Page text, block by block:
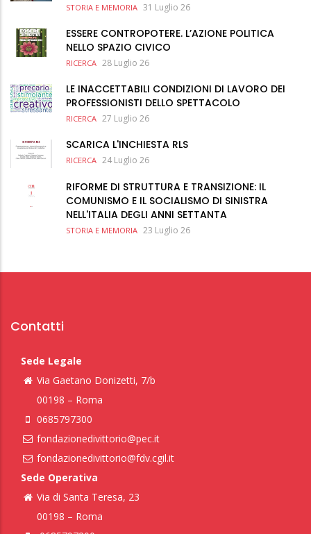
STORIA E MEMORIA 31 Luglio 26
ESSERE CONTROPOTERE. L’AZIONE POLITICA
NELLO SPAZIO CIVICO
RICERCA 28 Luglio 26
LE INACCETTABILI CONDIZIONI DI LAVORO DEI
PROFESSIONISTI DELLO SPETTACOLO
RICERCA 27 Luglio 26
SCARICA L'INCHIESTA RLS
RICERCA 24 Luglio 26
RIFORME DI STRUTTURA E TRANSIZIONE: IL
COMUNISMO E IL SOCIALISMO DI SINISTRA
NELL'ITALIA DEGLI ANNI SETTANTA
STORIA E MEMORIA 23 Luglio 26
Contatti
Sede Legale
Via Gaetano Donizetti, 7/b
00198 – Roma
0685797300
fondazionedivittorio@pec.it
fondazionedivittorio@fdv.cgil.it
Sede Operativa
Via di Santa Teresa, 23
00198 – Roma